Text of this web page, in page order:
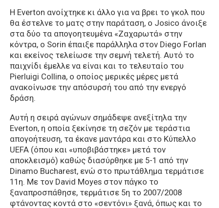
Η Everton ανοίχτηκε κι άλλο για να βρει το γκολ που
θα έστελνε το ματς στην παράταση, ο Josico άνοιξε
στα δύο τα απογοητευμένα «Ζαχαρωτά» στην
κόντρα, ο Sorin έπαιξε παράλληλα στον Diego Forlan
και εκείνος τελείωσε την σεμνή τελετή. Αυτό το
παιχνίδι έμελλε να είναι και το τελευταίο του
Pierluigi Collina, ο οποίος μερικές μέρες μετά
ανακοίνωσε την απόσυρσή του από την ενεργό
δράση.
Αυτή η σειρά αγώνων σημάδεψε ανεξίτηλα την
Everton, η οποία ξεκίνησε τη σεζόν με τεράστια
απογοήτευση, τα έκανε μαντάρα και στο Κύπελλο
UEFA (όπου και «υποβιβάστηκε» μετά τον
αποκλεισμό) καθώς διασύρθηκε με 5-1 από την
Dinamo Bucharest, ενώ στο πρωτάθλημα τερμάτισε
11η. Με τον David Moyes στον πάγκο το
ξαναπροσπάθησε, τερμάτισε 5η το 2007/2008
φτάνοντας κοντά στο «σεντόνι» ξανά, όπως και το